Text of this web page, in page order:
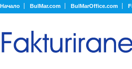
Начало BulMar.com BulMarOffice.com